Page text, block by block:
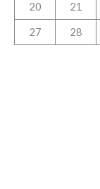
20 21
27 28